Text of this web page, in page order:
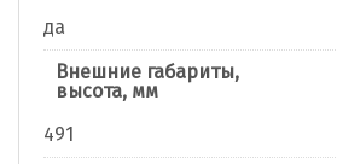
да
Внешние габариты,
высота, мм
491